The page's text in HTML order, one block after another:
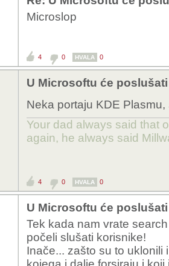
Microslop
4 0 HVALA 0
U Microsoftu će
Neka portaju KDE
Your dad always said that
again, he always said
4 0 HVALA 0
U Microsoftu će
Tek kada nam vrate
počeli slušati korisnike!
Inače... zašto su to uklonili